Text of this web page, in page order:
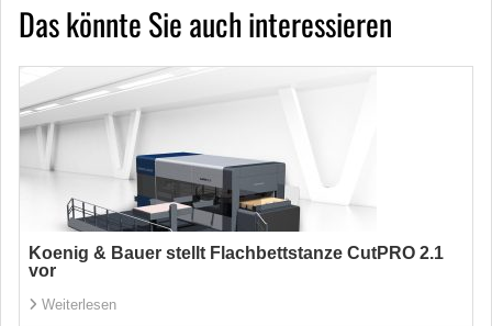
Das könnte Sie auch interessieren
Koenig & Bauer stellt Flachbettstanze CutPRO 2.1
vor
Weiterlesen